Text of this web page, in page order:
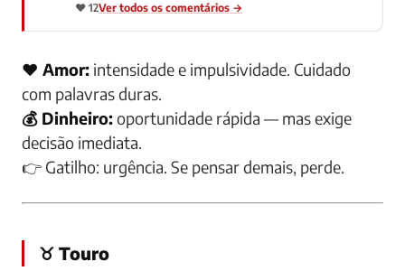
❤️ 12Ver todos os comentários →
❤️ Amor: intensidade e impulsividade. Cuidado
com palavras duras.
💰 Dinheiro:oportunidade rápida — mas exige
decisão imediata.
👉 Gatilho: urgência. Se pensar demais, perde.
♉ Touro